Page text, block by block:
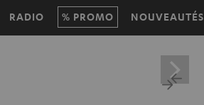
RADIO PROMO NOUVEAUTÉS